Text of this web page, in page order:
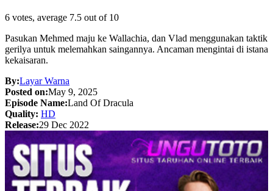
6 votes, average 7.5 out of 10
Pasukan Mehmed maju ke Wallachia, dan Vlad menggunakan taktik
gerilya untuk melemahkan saingannya. Ancaman mengintai di istana
kekaisaran.
By:Layar Warna
Posted on:May 9, 2025
Episode Name:Land Of Dracula
Quality: HD
Release:29 Dec 2022